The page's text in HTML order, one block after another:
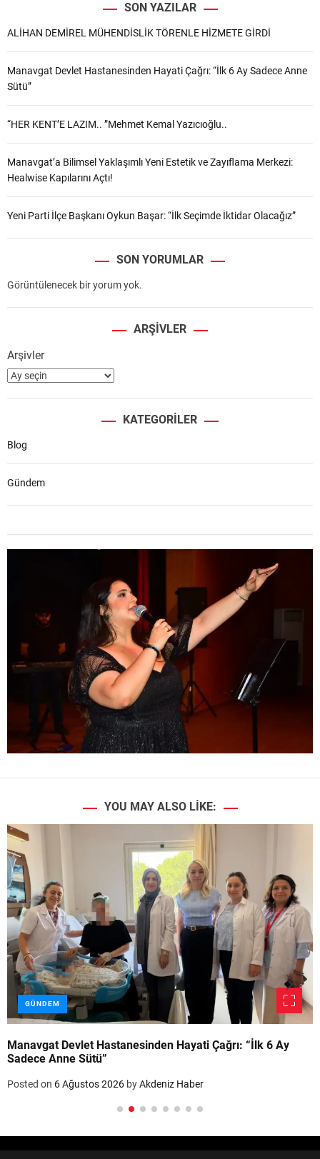
SON YAZILAR
ALİHAN DEMİREL MÜHENDİSLİK TÖRENLE HİZMETE GİRDİ
Manavgat Devlet Hastanesinden Hayati Çağrı: “İlk 6 Ay Sadece Anne
Sütü”
“HER KENT’E LAZIM.. ”Mehmet Kemal Yazıcıoğlu..
Manavgat’a Bilimsel Yaklaşımlı Yeni Estetik ve Zayıflama Merkezi:
Healwise Kapılarını Açtı!
Yeni Parti İlçe Başkanı Oykun Başar: “İlk Seçimde İktidar Olacağız”
SON YORUMLAR
Görüntülenecek bir yorum yok.
ARŞIVLER
Arşivler
KATEGORILER
Blog
Gündem
YOU MAY ALSO LIKE:
GÜNDEM
Manavgat Devlet Hastanesinden Hayati Çağrı: “İlk 6 Ay
Sadece Anne Sütü”
Posted on 6 Ağustos 2026 byAkdeniz Haber